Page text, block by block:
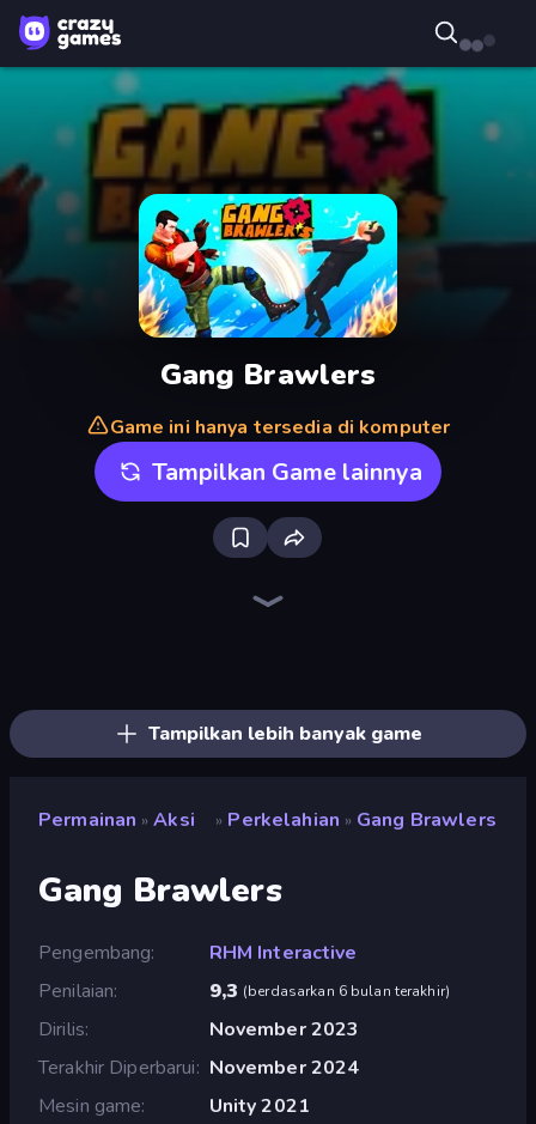
Gang Brawlers
Game ini hanya tersedia di komputer
Tampilkan Game lainnya
Tampilkan lebih banyak game
Permainan » Aksi » Perkelahian » Gang Brawlers
Gang Brawlers
Pengembang
RHM Interactive
Penilaian
9,3 (berdasarkan 6 bulan terakhir)
Dirilis
November 2023
Terakhir Diperbarui
November 2024
Mesin game
Unity 2021